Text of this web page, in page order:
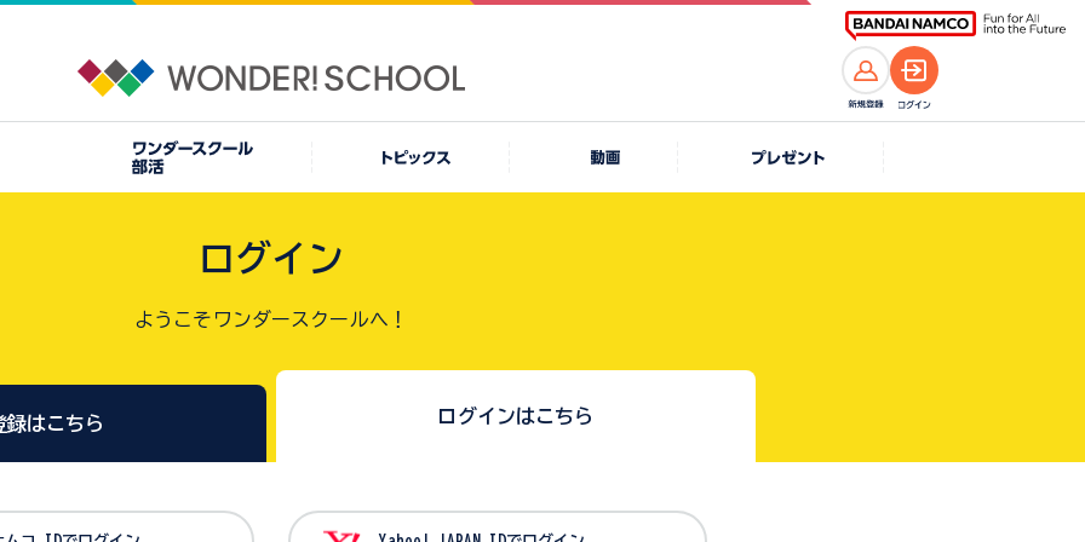
ログイン
ようこそワンダースクールへ！
録はこちら ログインはこちら